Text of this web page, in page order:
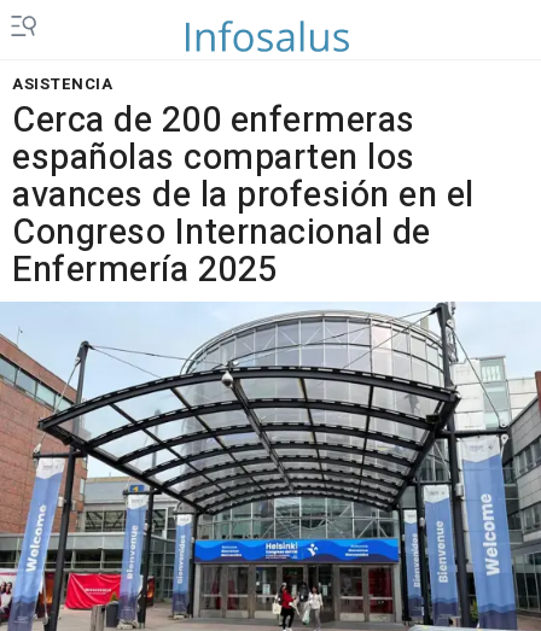
ASISTENCIA
Cerca de 200 enfermeras
españolas comparten los
avances de la profesión en el
Congreso Internacional de
Enfermería 2025